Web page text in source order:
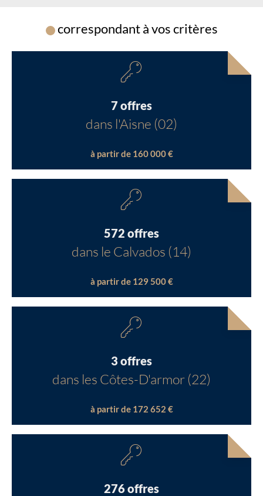
Chargement...correspondant à vos critères
7 offres
dans l'Aisne (02)
à partir de 160 000 €
572 offres
dans le Calvados (14)
à partir de 129 500 €
3 offres
dans les Côtes-D'armor (22)
à partir de 172 652 €
276 offres